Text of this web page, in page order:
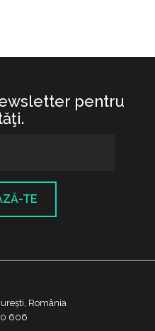
pentru
TE
România
606